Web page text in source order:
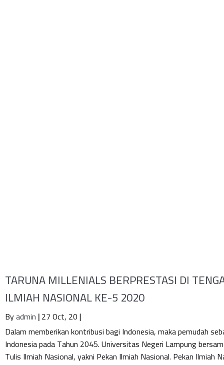
TARUNA MILLENIALS BERPRESTASI DI
ILMIAH NASIONAL KE-5 2020
Byadmin|27Oct, 20|
Dalam memberikan kontribusi bagi Indonesia, maka pemudah
Indonesia pada Tahun 2045. Universitas Negeri Lampung
Tulis Ilmiah Nasional, yakni Pekan Ilmiah Nasional. Pekan Ilmiah